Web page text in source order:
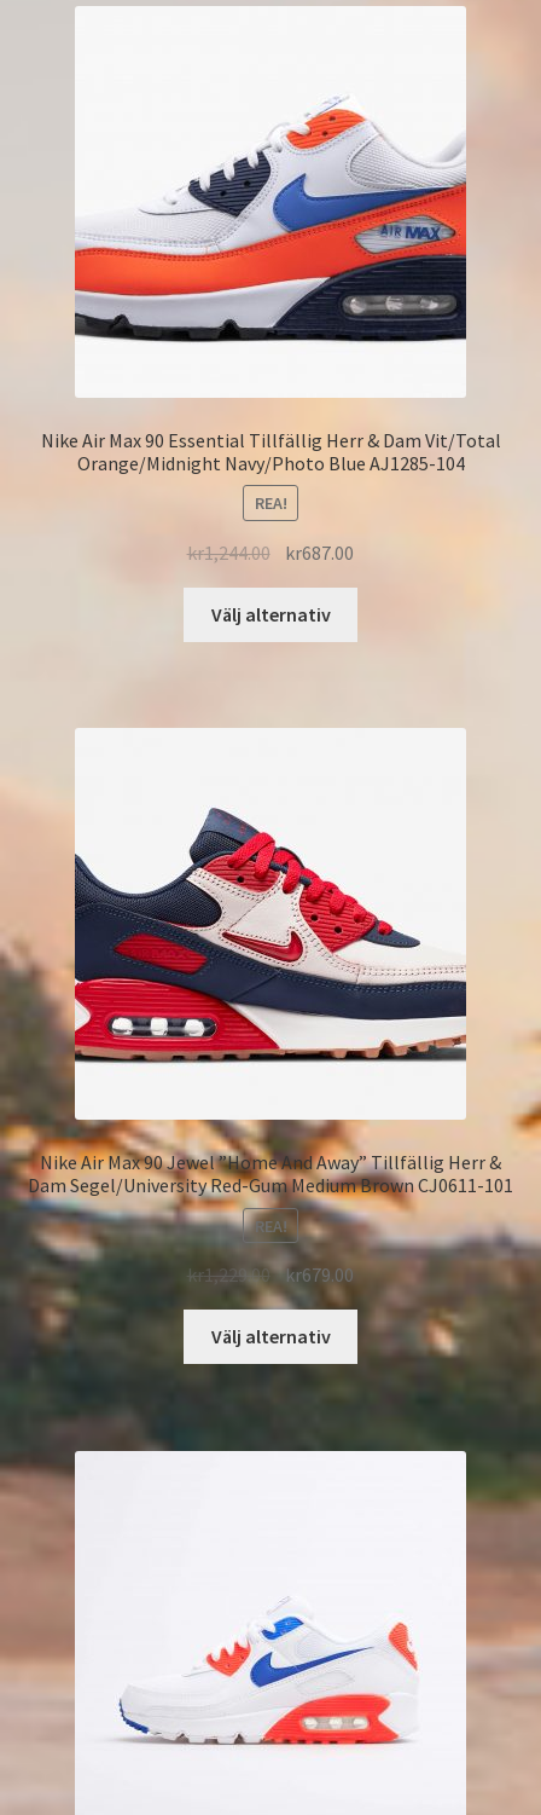
Nike Air Max 90 Essential Tillfällig Herr & Dam Vit/Total
Orange/Midnight Navy/Photo Blue AJ1285-104
REA!
kr1,244.00 kr687.00
Välj alternativ
Nike Air Max 90 Jewel ”Home And Away” Tillfällig Herr &
Dam Segel/University Red-Gum Medium Brown CJ0611-101
REA!
kr1,229.00 kr679.00
Välj alternativ